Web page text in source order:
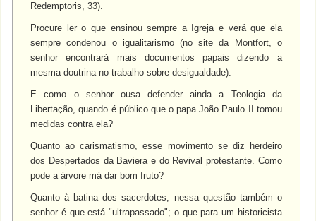
Redemptoris, 33).
Procure ler o que ensinou sempre a Igreja e verá que ela
sempre condenou o igualitarismo (no site da Montfort, o
senhor encontrará mais documentos papais dizendo a
mesma doutrina no trabalho sobre desigualdade).
E como o senhor ousa defender ainda a Teologia da
Libertação, quando é público que o papa João Paulo II tomou
medidas contra ela?
Quanto ao carismatismo, esse movimento se diz herdeiro
dos Despertados da Baviera e do Revival protestante. Como
pode a árvore má dar bom fruto?
Quanto à batina dos sacerdotes, nessa questão também o
senhor é que está "ultrapassado"; o que para um historicista